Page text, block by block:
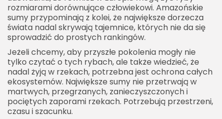
rozmiarami dorównujące człowiekowi. Amazońskie
sumy przypominają z kolei, że największe dorzecza
świata nadal skrywają tajemnice, których nie da się
sprowadzić do prostych rankingów.
Jeżeli chcemy, aby przyszłe pokolenia mogły nie
tylko czytać o tych rybach, ale także wiedzieć, że
nadal żyją w rzekach, potrzebna jest ochrona całych
ekosystemów. Największe sumy nie przetrwają w
martwych, przegrzanych, zanieczyszczonych i
pociętych zaporami rzekach. Potrzebują przestrzeni,
czasu i szacunku.